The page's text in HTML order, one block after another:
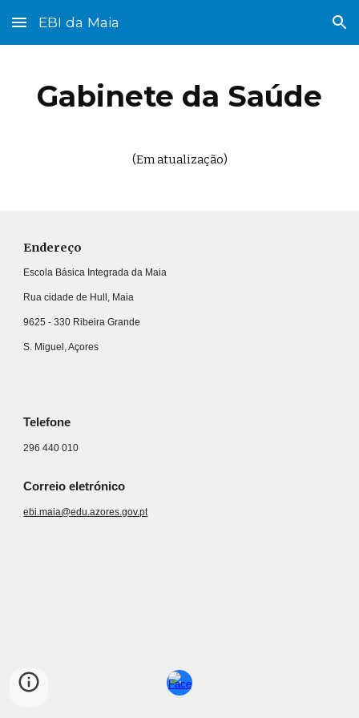
Skip to main content Skip to navigation
EBI da Maia
Gabinete da Saúde
(Em atualização)
Endereço
Escola Básica Integrada da Maia
Rua cidade de Hull, Maia
9625 - 330 Ribeira Grande
S. Miguel, Açores
Telefone
296 440 010
Correio eletrónico
ebi.maia@edu.azores.gov.pt